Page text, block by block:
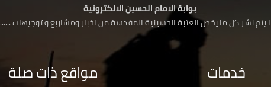
بوابة الامام الحسين الالكترونية
يتم نشر كل ما يخص العتبة الحسينية المقدسة من اخبار ومشاريع و توجيهات ......
خدمات مواقع ذات صلة